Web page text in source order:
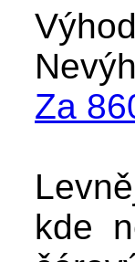
Za
kde